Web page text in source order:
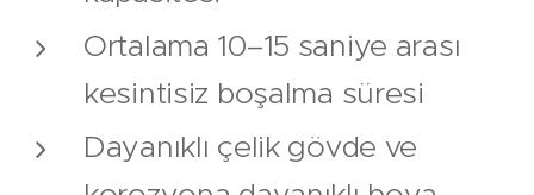
Ortalama 10–15 saniye arası
kesintisiz boşalma süresi
Dayanıklı çelik gövde ve